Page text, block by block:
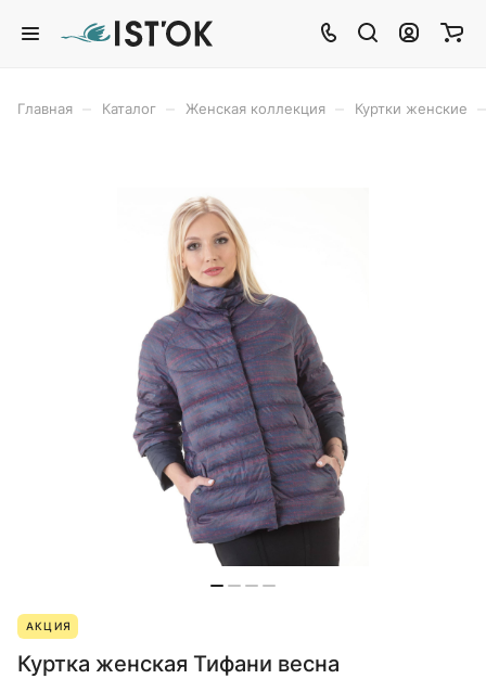
Главная Каталог Женская коллекция Куртки женские
АКЦИЯ
Куртка женская Тифани весна